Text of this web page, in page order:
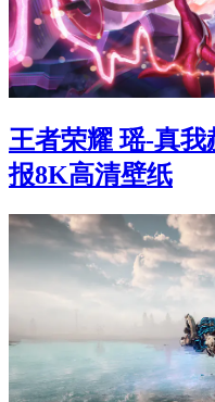
王者荣耀 瑶-真
报8K高清壁纸